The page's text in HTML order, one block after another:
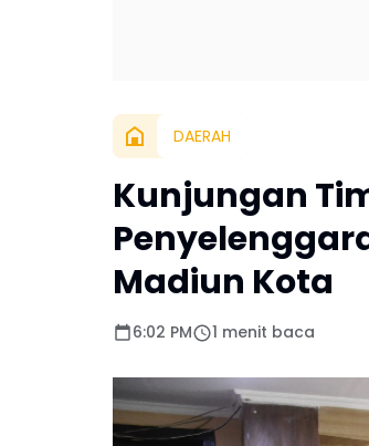
DAERAH
Kunjungan
Madiun Kota
6:02 PM 1 menit baca